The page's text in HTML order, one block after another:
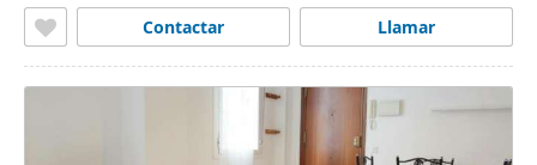
Llamar
Contactar